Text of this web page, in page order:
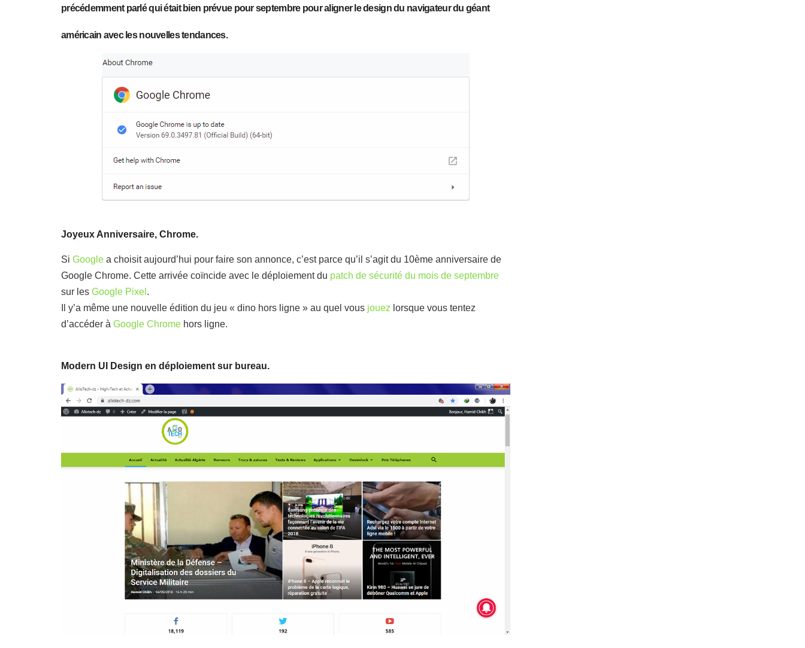
précédemmentparléqui était bien prévue pour septembre pour aligner le design du navigateur du géant
américain avec les nouvelles tendances.
Joyeux Anniversaire, Chrome.
Si Google a choisit aujourd’hui pour faire son annonce, c’est parce qu’il s’agit du 10ème anniversaire de
Google Chrome. Cette arrivée coïncide avec le déploiement du patch de sécurité du mois de septembre
sur les Google Pixel .
Il y’a même une nouvelle édition du jeu « dino hors ligne » au quel vous jouez lorsque vous tentez
d’accéder à Google Chrome hors ligne.
Modern UI Design en déploiement sur bureau.